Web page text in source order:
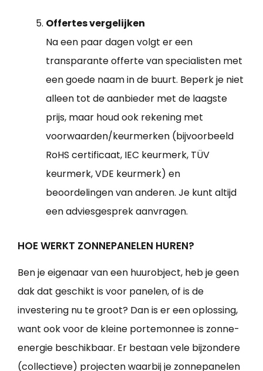
Offertes vergelijken
Na een paar dagen volgt er een
transparante offerte van specialisten met
een goede naam in de buurt. Beperk je niet
alleen tot de aanbieder met de laagste
prijs, maar houd ook rekening met
voorwaarden/keurmerken (bijvoorbeeld
RoHS certificaat, IEC keurmerk, TÜV
keurmerk, VDE keurmerk) en
beoordelingen van anderen. Je kunt altijd
een adviesgesprek aanvragen.
HOE WERKT ZONNEPANELEN HUREN?
Ben je eigenaar van een huurobject, heb je geen
dak dat geschikt is voor panelen, of is de
investering nu te groot? Dan is er een oplossing,
want ook voor de kleine portemonnee is zonne-
energie beschikbaar. Er bestaan vele bijzondere
(collectieve) projecten waarbij je zonnepanelen